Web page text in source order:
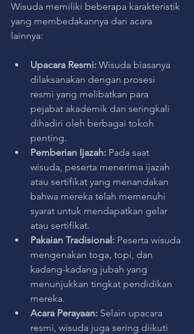
Wisuda memiliki beberapa karakteristik
yang membedakannya dari acara
lainnya:
Upacara Resmi: Wisuda biasanya
dilaksanakan dengan prosesi
resmi yang melibatkan para
pejabat akademik dan seringkali
dihadiri oleh berbagai tokoh
penting.
Pemberian Ijazah: Pada saat
wisuda, peserta menerima ijazah
atau sertifikat yang menandakan
bahwa mereka telah memenuhi
syarat untuk mendapatkan gelar
atau sertifikat.
Pakaian Tradisional: Peserta wisuda
mengenakan toga, topi, dan
kadang-kadang jubah yang
menunjukkan tingkat pendidikan
mereka.
Acara Perayaan: Selain upacara
resmi, wisuda juga sering diikuti